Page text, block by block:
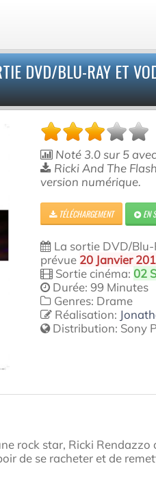
DVD/BLU-RAY ET
Noté 3.0sur5 avec
Ricki And The
version numérique.
TÉLÉCHARGEMENT EN
La sortie DVD/
prévue 20 Janvier
Sortie cinéma: 02
Durée: 99 Minutes
Genres: Drame
Réalisation:
Distribution: Sony
rock star, Ricki
de se racheter et de